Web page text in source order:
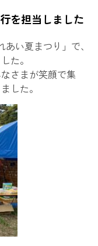
を担当しました
い夏まつり」で、
た。
さまが笑顔で集
した。